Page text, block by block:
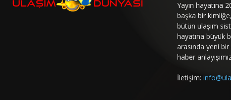
Yayın hayatına
başka bir
bütün ulaşım
hayatına büyük
arasında yeni
haber
İletişim: